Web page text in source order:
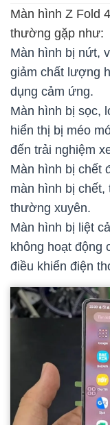
Màn hình Z Fold
thường gặp như:
Màn hình bị nứt,
giảm chất lượng
dụng cảm ứng.
Màn hình bị sọc,
hiển thị bị méo
đến trải nghiệm
Màn hình bị chết
màn hình bị chết,
thường xuyên.
Màn hình bị liệt
không hoạt động
điều khiển điện